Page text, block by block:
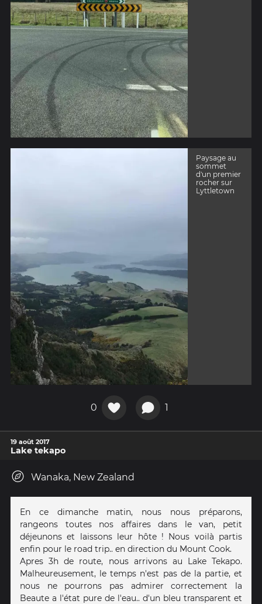
Paysage au
sommet
d'un premier
rocher sur
Lyttletown
0 1
19 août 2017
Lake tekapo
Wanaka, New Zealand
En ce dimanche matin, nous nous préparons,
rangeons toutes nos affaires dans le van, petit
déjeunons et laissons leur hôte ! Nous voilà partis
enfin pour le road trip.. en direction du Mount Cook.
Apres 3h de route, nous arrivons au Lake Tekapo.
Malheureusement, le temps n'est pas de la partie, et
nous ne pourrons pas admirer correctement la
Beaute a l'état pure de l'eau.. d'un bleu transparent et